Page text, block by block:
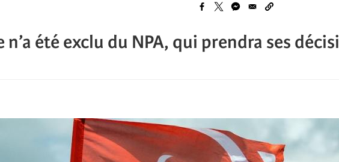
n’a été exclu du NPA, qui prendra ses